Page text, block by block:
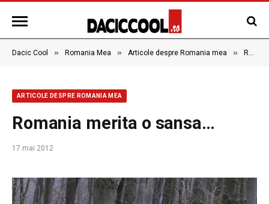
Dacic Cool » Romania Mea » Articole despre Romania mea » Romania merita o sansa…
ARTICOLE DESPRE ROMANIA MEA
Romania merita o sansa…
17 mai 2012